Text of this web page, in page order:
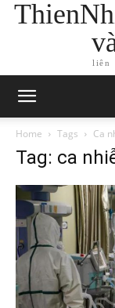
liên
Home Tags Ca
Tag: ca